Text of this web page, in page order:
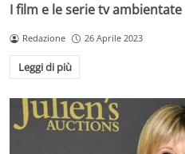
I film e le serie tv
Redazione 26 Aprile 2023
Leggi di più